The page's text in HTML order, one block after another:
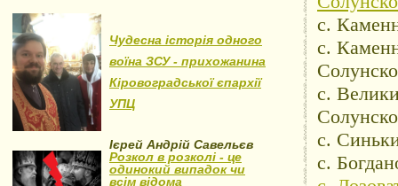
Чудесна історія одного
воїна ЗСУ - прихожанина
Кіровоградської єпархії
УПЦ
Ієрей Андрій Савельєв
Розкол в розколі - це
одинокий випадок чи
всім відома
с.
с.
с.
с.
с.